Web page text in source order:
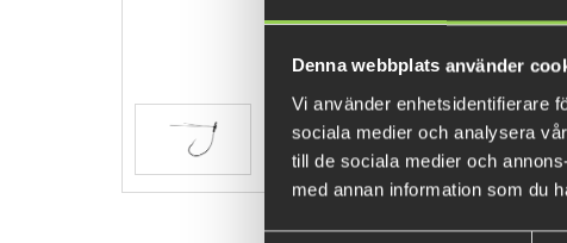
Denna webbplats använder
Vi använder enhetsidentifierare
sociala medier och analysera
till de sociala medier och
med annan information som du